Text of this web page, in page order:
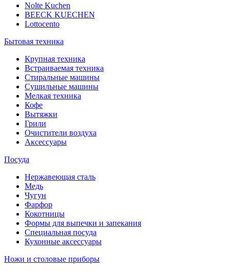
Nolte Kuchen
BEECK KUECHEN
Lottocento
Бытовая техника
Крупная техника
Встраиваемая техника
Стиральные машины
Сушильные машины
Мелкая техника
Кофе
Вытяжки
Грили
Очистители воздуха
Аксессуары
Посуда
Нержавеющая сталь
Медь
Чугун
Фарфор
Кокотницы
Формы для выпечки и запекания
Специальная посуда
Кухонные аксессуары
Ножи и столовые приборы